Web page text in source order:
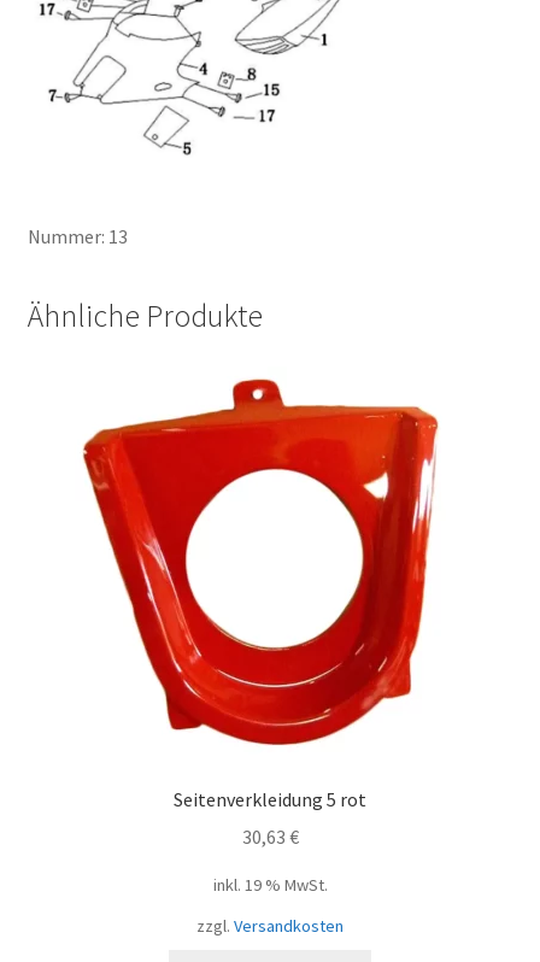
Nummer: 13
Ähnliche Produkte
Seitenverkleidung 5 rot
30,63 €
inkl. 19 % MwSt.
zzgl. Versandkosten